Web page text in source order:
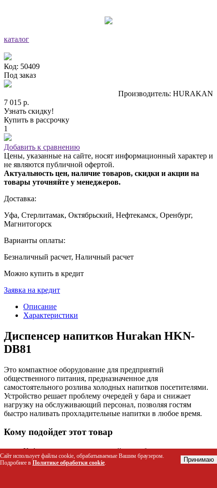
каталог
Код: 50409
Под заказ
Производитель: HURAKAN
7 015 р.
Узнать скидку!
Купить в рассрочку
1
Добавить к сравнению
Цены, указанные на сайте, носят информационный характер и
не являются публичной офертой.
Актуальность цен, наличие товаров, скидки и акции на
товары уточняйте у менеджеров.
Доставка:
Уфа, Стерлитамак, Октябрьский, Нефтекамск, Оренбург,
Магнитогорск
Варианты оплаты:
Безналичный расчет, Наличный расчет
Можно купить в кредит
Заявка на кредит
Описание
Характеристики
Диспенсер напитков Hurakan HKN-
DB81
Это компактное оборудование для предприятий
общественного питания, предназначенное для
самостоятельного розлива холодных напитков посетителями.
Устройство решает проблему очередей у бара и снижает
нагрузку на обслуживающий персонал, позволяя гостям
быстро наливать прохладительные напитки в любое время.
Кому подойдет этот товар
Кафе и рестораны с системой самообслуживания
Фуд-корты и торговые центры
Школьные и университетские столовые
Сайт использует файлы cookie, обрабатываемые Вашим браузером.
Подробнее в Политике обработки cookie. Принимаю